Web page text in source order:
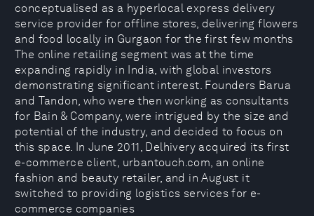
conceptualised as a hyperlocal express delivery
service provider for offline stores, delivering flowers
and food locally in Gurgaon for the first few months
The online retailing segment was at the time
expanding rapidly in India, with global investors
demonstrating significant interest. Founders Barua
and Tandon, who were then working as consultants
for Bain & Company, were intrigued by the size and
potential of the industry, and decided to focus on
this space. In June 2011, Delhivery acquired its first
e-commerce client, urbantouch.com, an online
fashion and beauty retailer, and in August it
switched to providing logistics services for e-
commerce companies